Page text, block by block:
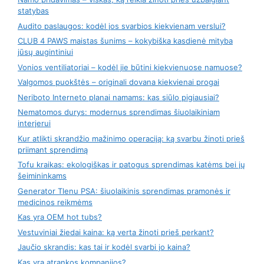
statybas
Audito paslaugos: kodėl jos svarbios kiekvienam verslui?
CLUB 4 PAWS maistas šunims – kokybiška kasdienė mityba
jūsų augintiniui
Vonios ventiliatoriai – kodėl jie būtini kiekvienuose namuose?
Valgomos puokštės – originali dovana kiekvienai progai
Neriboto Interneto planai namams: kas siūlo pigiausiai?
Nematomos durys: modernus sprendimas šiuolaikiniam
interjerui
Kur atlikti skrandžio mažinimo operaciją: ką svarbu žinoti prieš
priimant sprendimą
Tofu kraikas: ekologiškas ir patogus sprendimas katėms bei jų
šeimininkams
Generator Tlenu PSA: šiuolaikinis sprendimas pramonės ir
medicinos reikmėms
Kas yra OEM hot tubs?
Vestuviniai žiedai kaina: ką verta žinoti prieš perkant?
Jaučio skrandis: kas tai ir kodėl svarbi jo kaina?
Kas yra atrankos kompanijos?